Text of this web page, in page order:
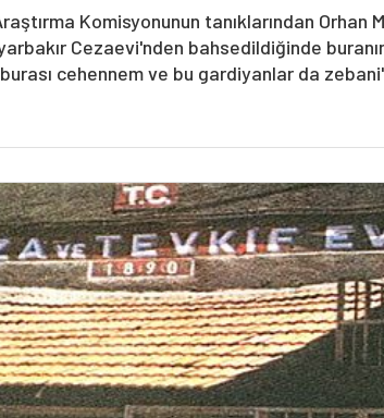
Komisyonunun tanıklarından Orhan
Cezaevi'nden bahsedildiğinde
cehennem ve bu gardiyanlar da